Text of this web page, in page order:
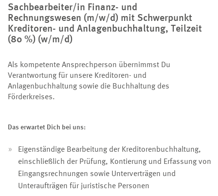
Sachbearbeiter/in Finanz- und
Rechnungswesen (m/w/d) mit Schwerpunkt
Kreditoren- und Anlagenbuchhaltung, Teilzeit
(80 %) (w/m/d)
Als kompetente Ansprechperson übernimmst Du
Verantwortung für unsere Kreditoren- und
Anlagenbuchhaltung sowie die Buchhaltung des
Förderkreises.
Das erwartet Dich bei uns:
Eigenständige Bearbeitung der Kreditorenbuchhaltung,
einschließlich der Prüfung, Kontierung und Erfassung von
Eingangsrechnungen sowie Unterverträgen und
Unteraufträgen für juristische Personen